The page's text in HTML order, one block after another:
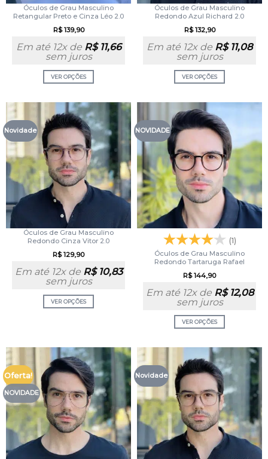
Óculos de Grau Masculino
Retangular Preto e Cinza Léo 2.0
R$139,90
Em até 12x de R$11,66
sem juros
VER OPÇÕES
Óculos de Grau Masculino
Redondo Azul Richard 2.0
R$132,90
Em até 12x de R$11,08
sem juros
VER OPÇÕES
Novidade
Óculos de Grau Masculino
Redondo Cinza Vitor 2.0
R$129,90
Em até 12x de R$10,83
sem juros
VER OPÇÕES
NOVIDADE
(1)
Óculos de Grau Masculino
Redondo Tartaruga Rafael
R$144,90
Em até 12x de R$12,08
sem juros
VER OPÇÕES
Oferta!
NOVIDADE
Novidade